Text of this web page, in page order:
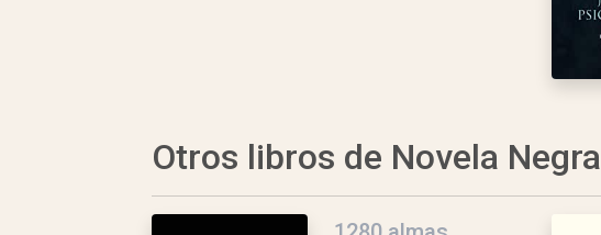
Otros libros de Novela Negra